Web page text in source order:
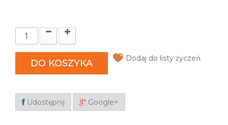
DO KOSZYKA Dodaj do listy życzeń
Udostępnij Google+